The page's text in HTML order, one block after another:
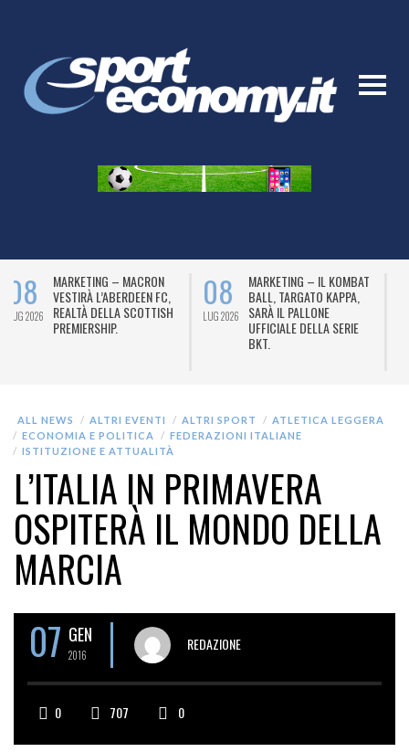
10
LUG 2026
FOCUS DELL’AGENZIA
SPECIALIZZATA AGIMEG.IT
SUL “CASO”
POLYMARKET.
09
LUG 2026
AL BODYBUILDER ANDREA
PRESTI LA LAUREA
HONORIS CAUSA
DELL’ASOMI COLLEGE OF
SCIENCES.
ALL NEWS ALTRI EVENTI ALTRI SPORT
ATLETICA LEGGERA
ECONOMIA E POLITICA
FEDERAZIONI ITALIANE
ISTITUZIONE E ATTUALITÀ
L’ITALIA IN PRIMAVERA
OSPITERÀ IL MONDO DELLA
MARCIA
07 GEN
2016
REDAZIONE
0 707 0